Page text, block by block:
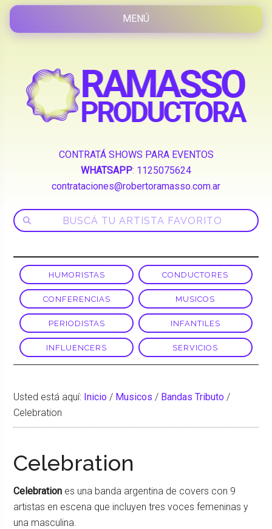
CONTRATÁ SHOWS PARA EVENTOS
WHATSAPP: 1125075624
contrataciones@robertoramasso.com.ar
HUMORISTAS CONDUCTORES
CONFERENCIAS MUSICOS
PERIODISTAS INFANTILES
INFLUENCERS SERVICIOS
Usted está aquí: Inicio / Musicos / Bandas Tributo /
Celebration
Celebration
Celebration es una banda argentina de covers con 9
artistas en escena que incluyen tres voces femeninas y
una masculina.